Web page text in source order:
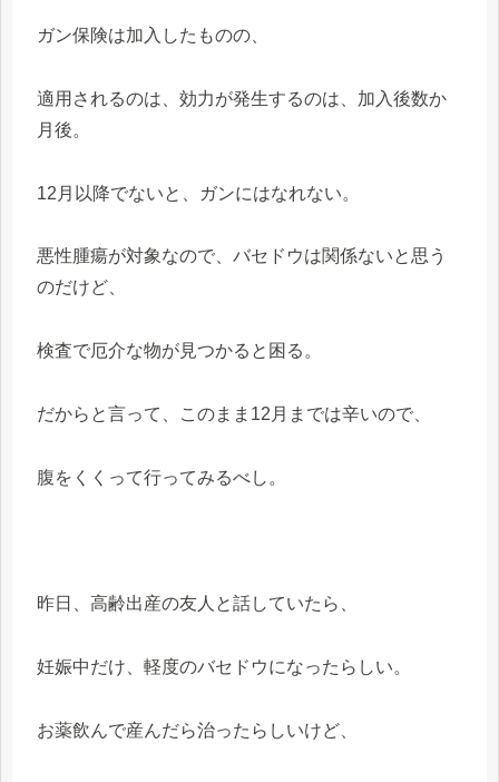
ガン保険は加入したものの、
適用されるのは、効力が発生するのは、加入後数か
月後。
12月以降でないと、ガンにはなれない。
悪性腫瘍が対象なので、バセドウは関係ないと思う
のだけど、
検査で厄介な物が見つかると困る。
だからと言って、このまま12月までは辛いので、
腹をくくって行ってみるべし。
昨日、高齢出産の友人と話していたら、
妊娠中だけ、軽度のバセドウになったらしい。
お薬飲んで産んだら治ったらしいけど、